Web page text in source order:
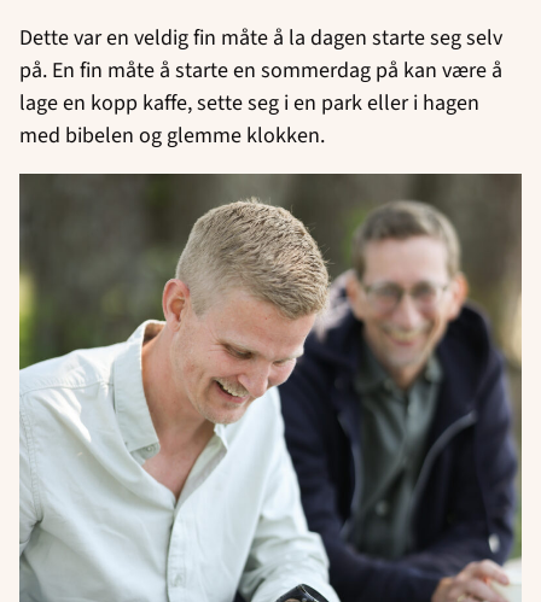
Dette var en veldig fin måte å la dagen starte seg selv
på. En fin måte å starte en sommerdag på kan være å
lage en kopp kaffe, sette seg i en park eller i hagen
med bibelen og glemme klokken.